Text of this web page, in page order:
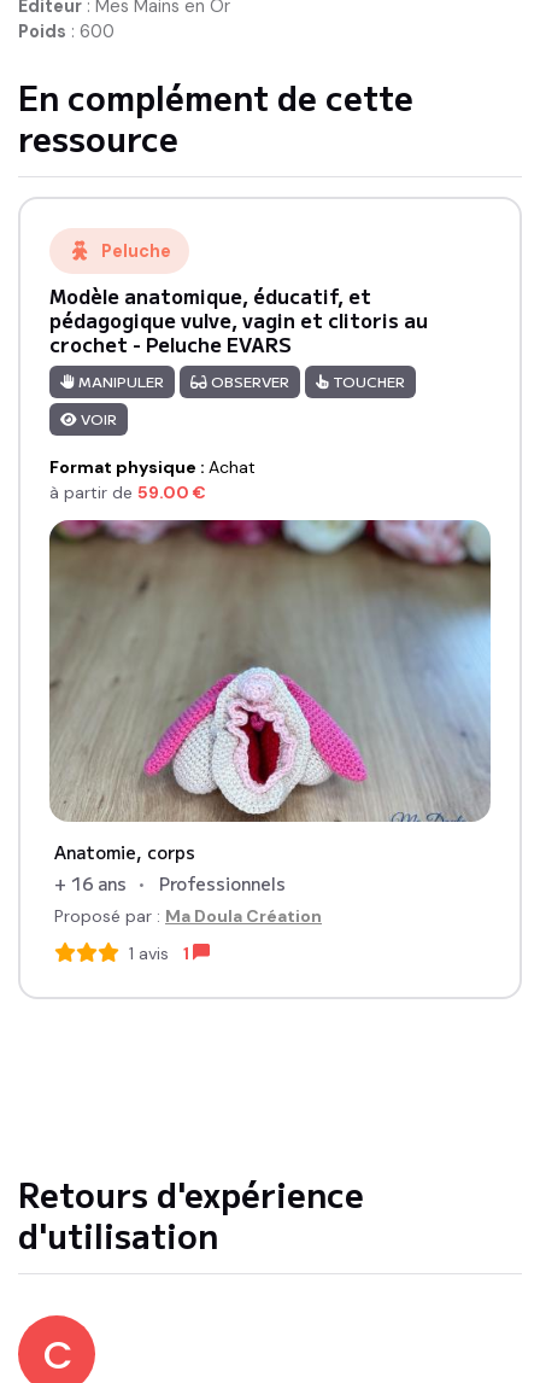
Editeur : Mes Mains en Or
Poids : 600
En complément de cette
ressource
Peluche
Modèle anatomique, éducatif, et
pédagogique vulve, vagin et clitoris au
crochet - Peluche EVARS
MANIPULER OBSERVER
TOUCHER
VOIR
Format physique : Achat
à partir de 59.00 €
Anatomie, corps
+ 16 ans
Professionnels
Proposé par : Ma Doula Création
1 avis 1
Retours d'expérience
d'utilisation
C